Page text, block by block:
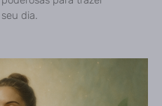
dia.